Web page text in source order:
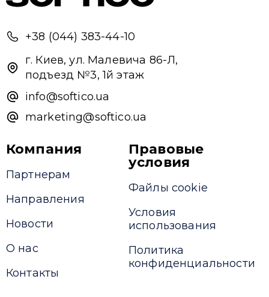
+38 (044) 383-44-10
г. Киев, ул. Малевича 86-Л,
подъезд №3, 1й этаж
info@softico.ua
marketing@softico.ua
Компания
Партнерам
Направления
Новости
О нас
Контакты
Правовые
условия
Файлы cookie
Условия
использования
Политика
конфиденциальности